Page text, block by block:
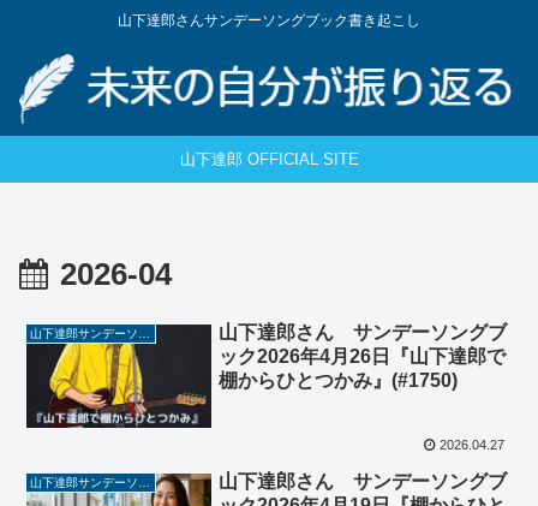
山下達郎さんサンデーソングブック書き起こし
山下達郎 OFFICIAL SITE
2026-04
山下達郎さん サンデーソングブ
ック2026年4月26日『山下達郎で
棚からひとつかみ』(#1750)
2026.04.27
山下達郎さん サンデーソングブ